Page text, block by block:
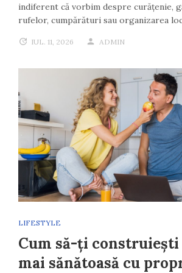
indiferent că vorbim despre curățenie,
rufelor, cumpărături sau organizarea
IUL. 11, 2026 ADMIN
LIFESTYLE
Cum să-ți
mai sănătoasă cu